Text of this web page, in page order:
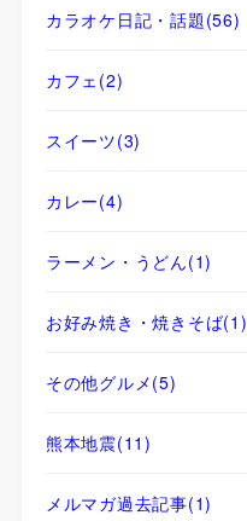
カラオケ日記・話題(56)
カフェ (2)
スイーツ(3)
カレー(4)
ラーメン・うどん(1)
お好み焼き・焼きそば(1)
その他グルメ(5)
熊本地震(11)
メルマガ過去記事(1)